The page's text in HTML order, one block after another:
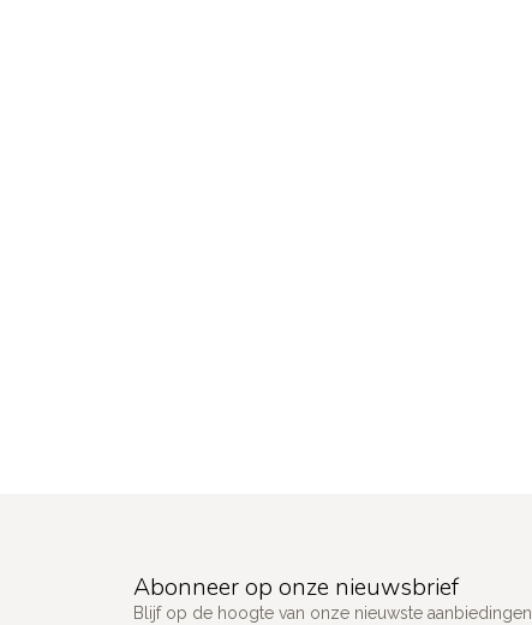
Abonneer op onze nieuwsbrief
Blijf op de hoogte van onze nieuwste aanbiedingen